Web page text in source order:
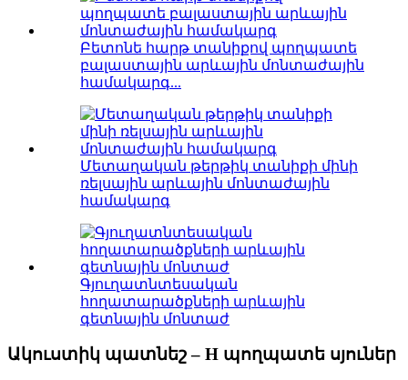
Բետոնե հարթ տանիքով պողպատե
բալաստային արևային մոնտաժային
համակարգ...
Մետաղական թերթիկ տանիքի մինի
ռելսային արևային մոնտաժային
համակարգ
Գյուղատնտեսական
հողատարածքների արևային
գետնային մոնտաժ
Ակուստիկ պատնեշ – H պողպատե սյուներ